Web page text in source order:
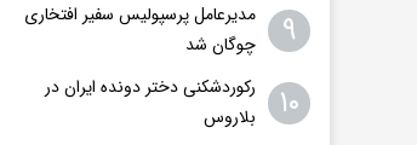
۹
مدیرعامل پرسپولیس سفیر افتخاری
چوگان شد
۱۰
رکوردشکنی دختر دونده ایران در
بلاروس